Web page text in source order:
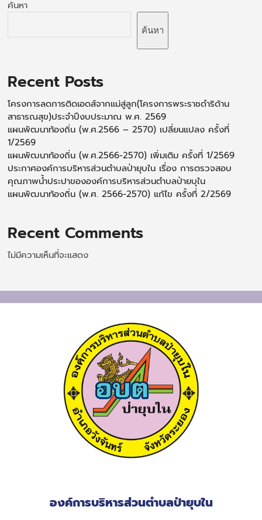
ค้นหา
ค้นหา
Recent Posts
โครงการลดการติดเอดส์จากแม่สู่ลูก(โครงการพระราชดำริด้าน
สาธารณสุข)ประจำปีงบประมาณ พ.ศ. 2569
แผนพัฒนาท้องถิ่น (พ.ศ.2566 – 2570) เปลี่ยนแปลง ครั้งที่
1/2569
แผนพัฒนาท้องถิ่น (พ.ศ.2566-2570) เพิ่มเติม ครั้งที่ 1/2569
ประกาศองค์การบริหารส่วนตำบลป่ายุบใน เรื่อง การตรวจสอบ
คุณภาพน้ำประปาขององค์การบริหารส่วนตำบลป่ายบุใน
แผนพัฒนาท้องถิ่น (พ.ศ. 2566-2570) แก้ไข ครั้งที่ 2/2569
Recent Comments
ไม่มีความเห็นที่จะแสดง
องค์การบริหารส่วนตำบลป่ายุบใน